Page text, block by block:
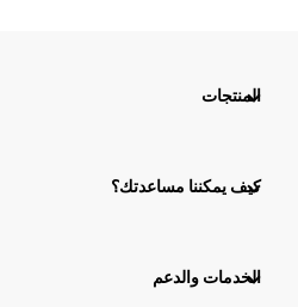
المنتجات
كيف يمكننا مساعدتك؟
الخدمات والدعم